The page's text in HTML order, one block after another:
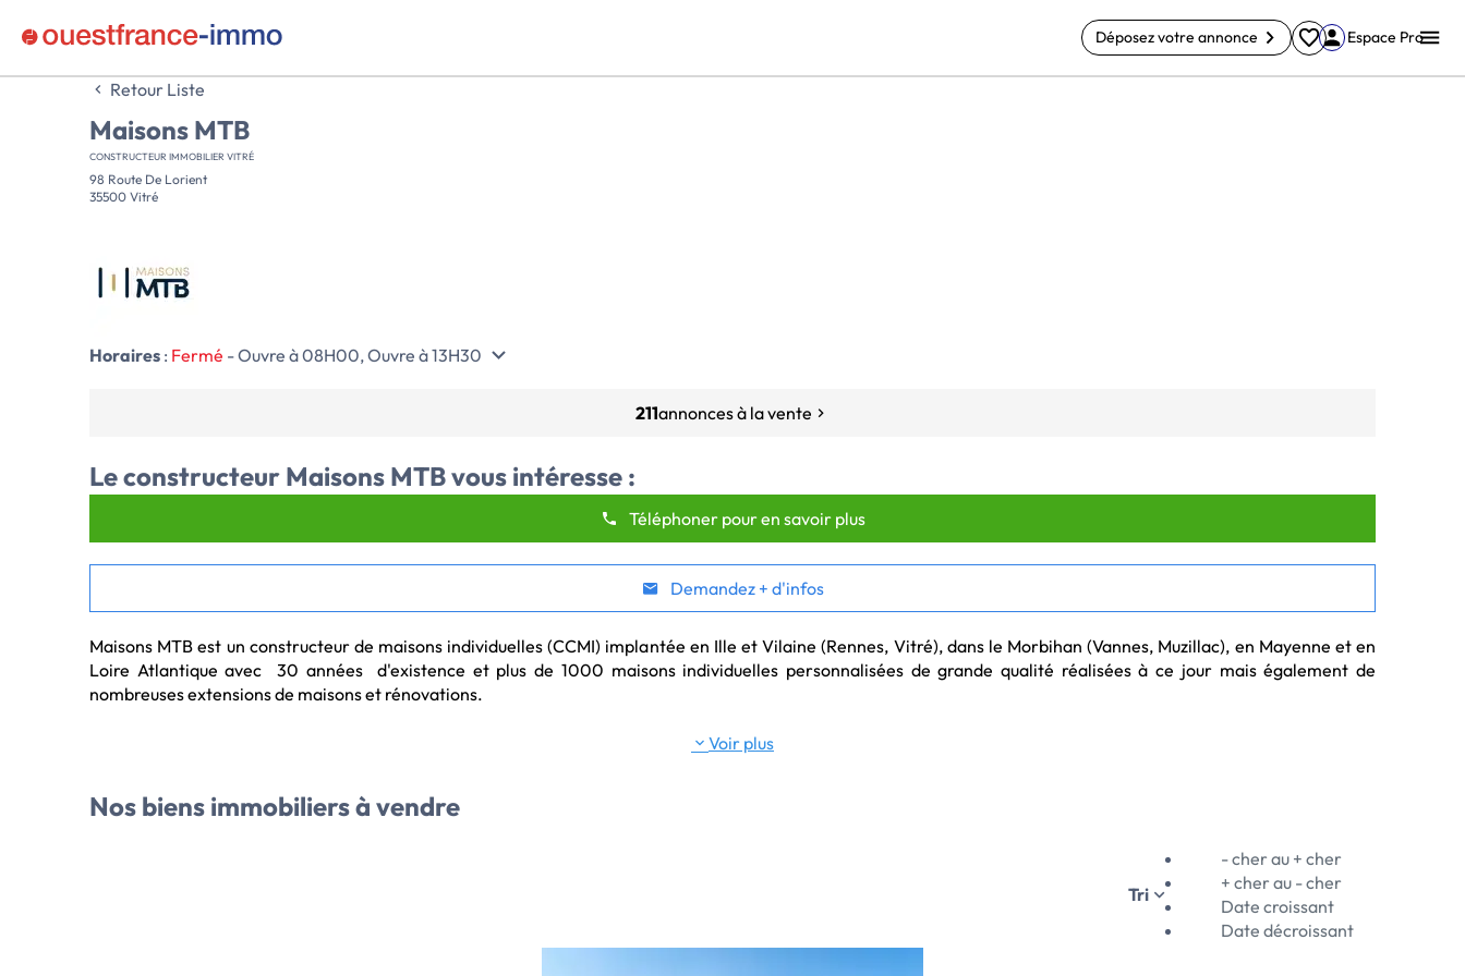
Déposez votre annonce Espace Pro
Retour Liste
Maisons MTB
CONSTRUCTEUR IMMOBILIER VITRÉ
98 Route De Lorient
35500 Vitré
Horaires : Fermé - Ouvre à 08H00, Ouvre à 13H30
211annonces à la vente
Le constructeur Maisons MTBvous intéresse :
Téléphoner pour en savoir plus
Demandez + d'infos
Maisons MTB est un constructeur de maisons individuelles (CCMI) implantée en Ille et Vilaine (Rennes, Vitré), dans le Morbihan (Vannes, Muzillac), en Mayenne et en
Loire Atlantique avec  30 années  d'existence et plus de 1000 maisons individuelles personnalisées de grande qualité réalisées à ce jour mais également de
nombreuses extensions de maisons et rénovations.
Voir plus
Nos biens immobiliersà vendre
Tri
- cher au + cher
+ cher au - cher
Date croissant
Date décroissant